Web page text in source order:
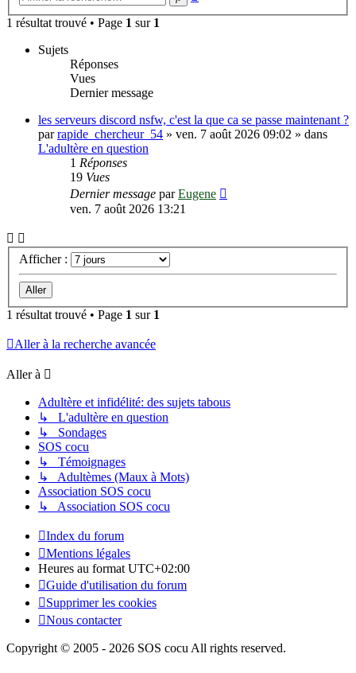
1 résultat trouvé • Page 1 sur 1
Sujets
Réponses
Vues
Dernier message
les serveurs discord nsfw, c'est la que ca se passe maintenant ?
parrapide_chercheur_54 » ven. 7 août 2026 09:02 » dans
L'adultère en question
1 Réponses
19 Vues
Dernier message parEugene
ven. 7 août 2026 13:21
Afficher :
1 résultat trouvé • Page 1 sur 1
Aller à la recherche avancée
Aller à
Adultère et infidélité: des sujets tabous
↳ L'adultère en question
↳ Sondages
SOS cocu
↳ Témoignages
↳ Adultèmes (Maux à Mots)
Association SOS cocu
↳ Association SOS cocu
Index du forum
Mentions légales
Heures au format UTC+02:00
Guide d'utilisation du forum
Supprimer les cookies
Nous contacter
Copyright © 2005 - 2026 SOS cocu All rights reserved.